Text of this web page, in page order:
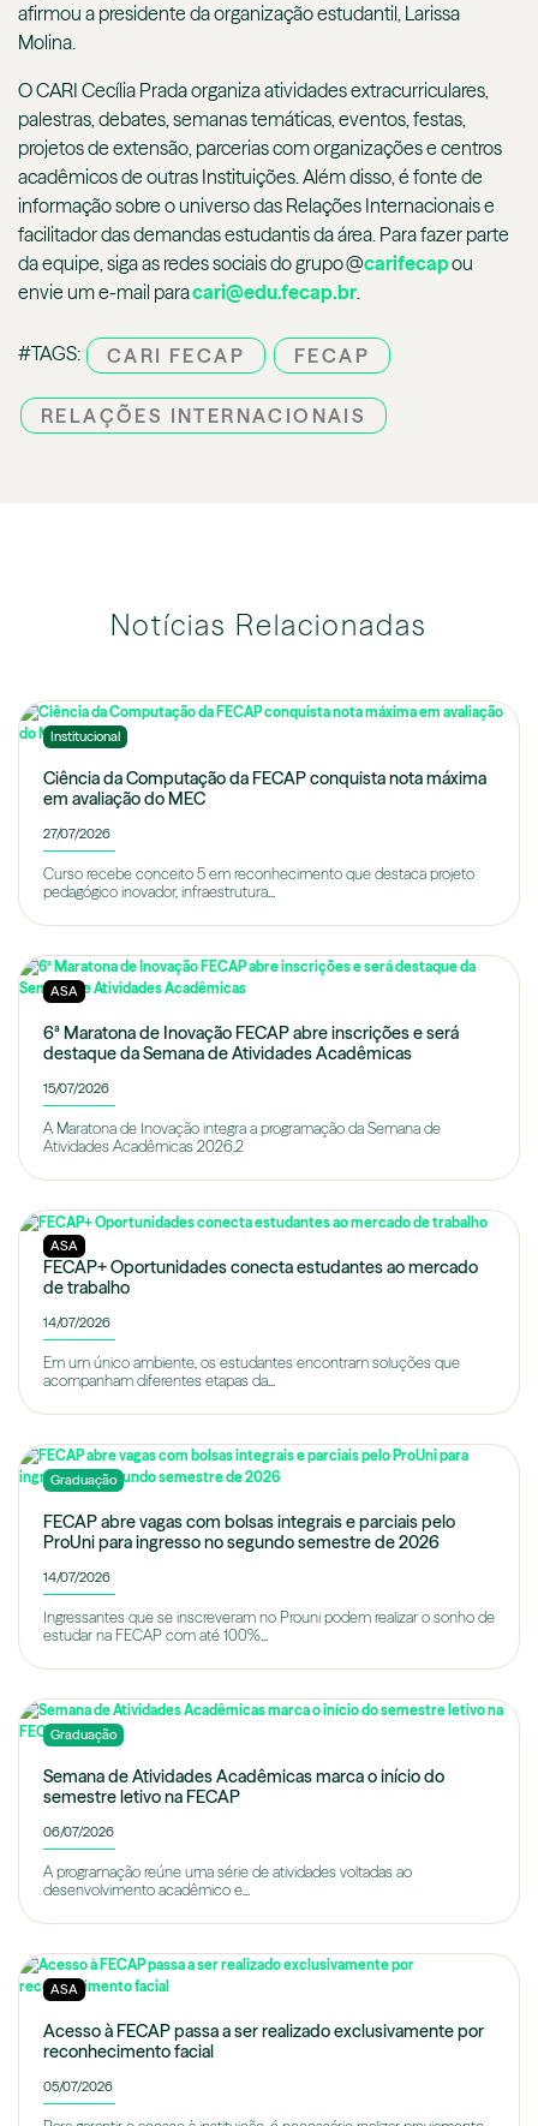
afirmou a presidente da organização estudantil, Larissa
Molina.
O CARI Cecília Prada organiza atividades extracurriculares,
palestras, debates, semanas temáticas, eventos, festas,
projetos de extensão, parcerias com organizações e centros
acadêmicos de outras Instituições. Além disso, é fonte de
informação sobre o universo das Relações Internacionais e
facilitador das demandas estudantis da área. Para fazer parte
da equipe, siga as redes sociais do grupo @carifecapou
envie um e-mail paracari@edu.fecap.br.
#TAGS: CARI FECAP FECAP
RELAÇÕES INTERNACIONAIS
Notícias Relacionadas
Institucional
Ciência da Computação da FECAP conquista nota máxima
em avaliação do MEC
27/07/2026
Curso recebe conceito 5 em reconhecimento que destaca projeto
pedagógico inovador, infraestrutura...
ASA
6ª Maratona de Inovação FECAP abre inscrições e será
destaque da Semana de Atividades Acadêmicas
15/07/2026
A Maratona de Inovação integra a programação da Semana de
Atividades Acadêmicas 2026.2
ASA
FECAP+ Oportunidades conecta estudantes ao mercado
de trabalho
14/07/2026
Em um único ambiente, os estudantes encontram soluções que
acompanham diferentes etapas da...
Graduação
FECAP abre vagas com bolsas integrais e parciais pelo
ProUni para ingresso no segundo semestre de 2026
14/07/2026
Ingressantes que se inscreveram no Prouni podem realizar o sonho de
estudar na FECAP com até 100%...
Graduação
Semana de Atividades Acadêmicas marca o início do
semestre letivo na FECAP
06/07/2026
A programação reúne uma série de atividades voltadas ao
desenvolvimento acadêmico e...
ASA
Acesso à FECAP passa a ser realizado exclusivamente por
reconhecimento facial
05/07/2026